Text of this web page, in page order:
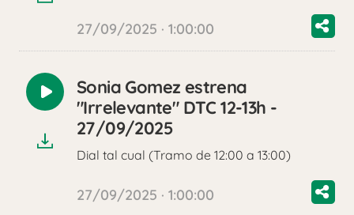
27/09/2025 · 1:00:00
Reproducir
audio
Sonia Gomez estrena
"Irrelevante" DTC 12-13h -
27/09/2025
Dial tal cual (Tramo de 12:00 a 13:00)
27/09/2025 · 1:00:00